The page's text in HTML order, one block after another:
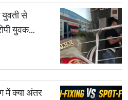
युवती से
युवक
में क्या अंतर